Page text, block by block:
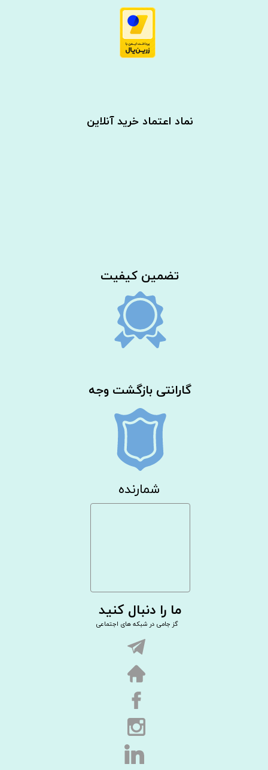
گز جامی در شبکه های اجتماعی
ما را دنبال کنید
نماد اعتماد خرید آنلاین
گارانتی بازگشت وجه
​تضمین کیفیت
شمارنده